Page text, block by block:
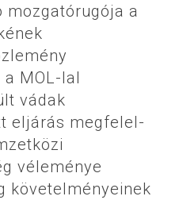
mozgatórugója a
MOL-lal
vádak
eljárás megfelel-
véleménye
követelményeinek